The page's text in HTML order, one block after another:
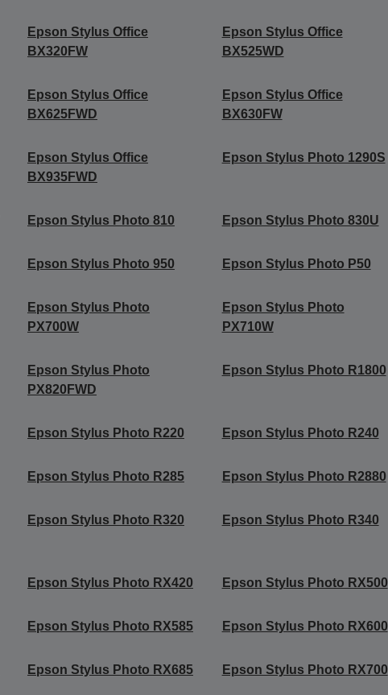
Epson Stylus Office
BX320FW
Epson Stylus Office
BX525WD
Epson Stylus Office
BX625FWD
Epson Stylus Office
BX630FW
Epson Stylus Office
BX935FWD
Epson Stylus Photo 1290S
Epson Stylus Photo 810 Epson Stylus Photo 830U
Epson Stylus Photo 950 Epson Stylus Photo P50
Epson Stylus Photo
PX700W
Epson Stylus Photo
PX710W
Epson Stylus Photo
PX820FWD
Epson Stylus Photo R1800
Epson Stylus Photo R220 Epson Stylus Photo R240
Epson Stylus Photo R285 Epson Stylus Photo R2880
Epson Stylus Photo R320 Epson Stylus Photo R340
Epson Stylus Photo RX420 Epson Stylus Photo RX500
Epson Stylus Photo RX585 Epson Stylus Photo RX600
Epson Stylus Photo RX685 Epson Stylus Photo RX700